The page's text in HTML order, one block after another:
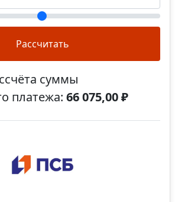
Рассчитать
суммы
платежа: 66 075,00 ₽